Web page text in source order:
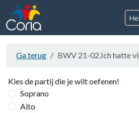
Ga terug BWV 21-02.Ich hatte
Kies de partij die je wilt oefenen!
Soprano
Alto